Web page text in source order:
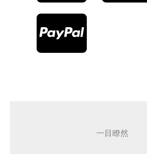
一目瞭然